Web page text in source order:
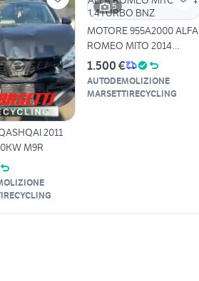
2011
M9R
5
MOTORE 955A2000 ALFA
ROMEO MITO 2014
1.4TURBO BNZ
1.500 €
AUTODEMOLIZIONE
MARSETTIRECYCLING